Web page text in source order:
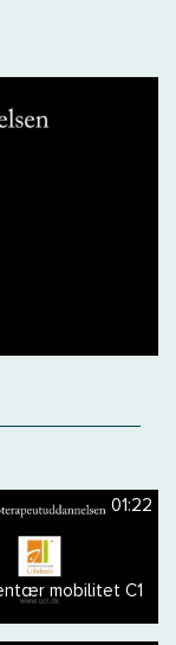
01:22
mobilitet C1